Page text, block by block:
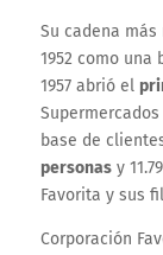
Su cadena
1952 como una
1957 abrió el
base de
personasy
Favorita y sus
Corporación